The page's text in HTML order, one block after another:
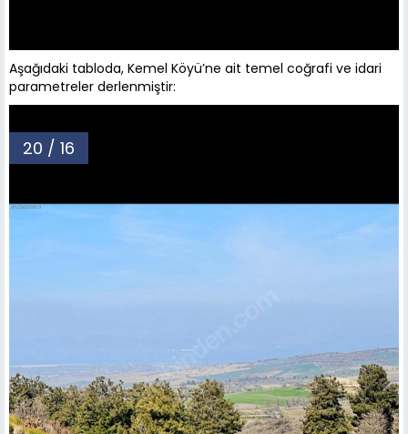
Aşağıdaki tabloda, Kemel Köyü’ne ait temel coğrafi ve idari
parametreler derlenmiştir:
20 / 16